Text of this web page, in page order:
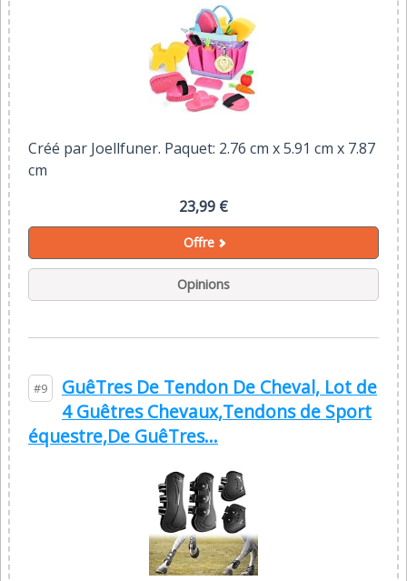
Créé par Joellfuner. Paquet: 2.76 cm x 5.91 cm x 7.87
cm
23,99 €
Offre
Opinions
#9
GuêTres De Tendon De Cheval, Lot de
4 Guêtres Chevaux,Tendons de Sport
équestre,De GuêTres...